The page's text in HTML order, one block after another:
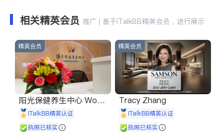
相关精英会员 推广 | 基于iTalkBB精英会员，进行展示
精英会员
阳光保健养生中心 World
shine
iTalkBB精英认证
执照已核实
精英会员
Tracy Zhang
iTalkBB精英认证
执照已核实